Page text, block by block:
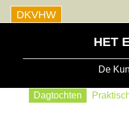
DKVHW
HET
De
Dagtochten